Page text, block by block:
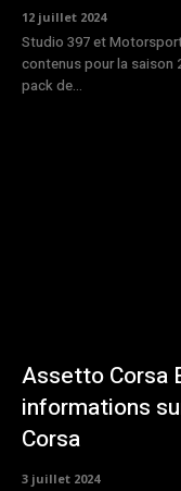
12 juillet 2024
Studio 397 et
contenus pour la saison
pack de...
Assetto Corsa
informations
Corsa
3 juillet 2024